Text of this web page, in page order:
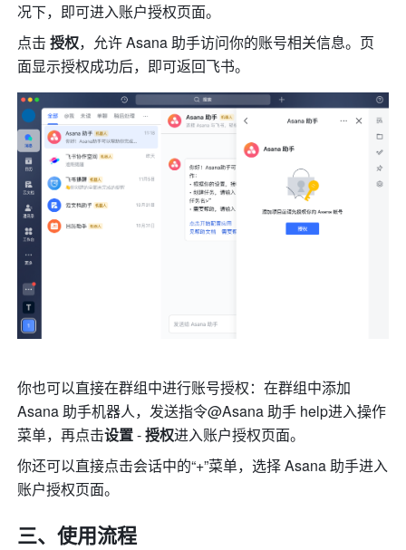
况下，即可进入账户授权页面。
点击 授权，允许 Asana 助手访问你的账号相关信息。页
面显示授权成功后，即可返回飞书。
你也可以直接在群组中进行账号授权：在群组中添加
Asana 助手机器人，发送指令@Asana 助手 help进入操作
菜单，再点击设置 - 授权进入账户授权页面。
你还可以直接点击会话中的“+”菜单，选择 Asana 助手进入
账户授权页面。
三、使用流程